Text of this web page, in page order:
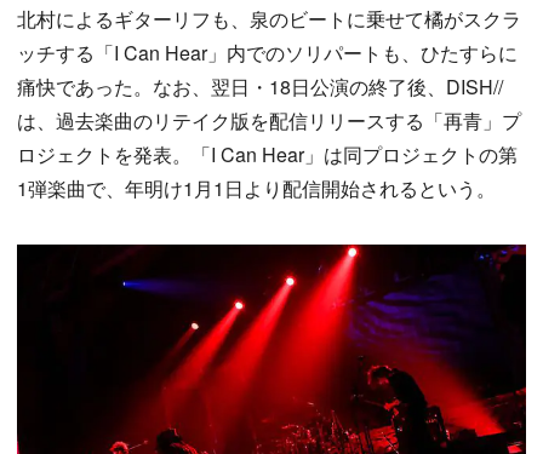
北村によるギターリフも、泉のビートに乗せて橘がスクラ
ッチする「I Can Hear」内でのソリパートも、ひたすらに
痛快であった。なお、翌日・18日公演の終了後、DISH//
は、過去楽曲のリテイク版を配信リリースする「再青」プ
ロジェクトを発表。「I Can Hear」は同プロジェクトの第
1弾楽曲で、年明け1月1日より配信開始されるという。